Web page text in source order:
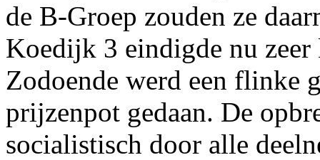
de B-Groep zouden ze
Koedijk 3 eindigde nu
Zodoende werd een flinke
prijzenpot gedaan. De
socialistisch door alle